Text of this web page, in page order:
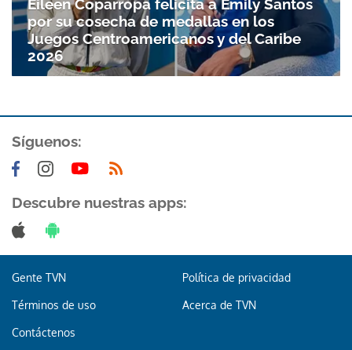
Gracias por suscribirte a nuestro boletín.
ACEPTAR
Eileen Coparropa felicita a Emily Santos
por su cosecha de medallas en los
Juegos Centroamericanos y del Caribe
2026
Síguenos:
Descubre nuestras apps:
Gente TVN Política de privacidad
Términos de uso Acerca de TVN
Contáctenos